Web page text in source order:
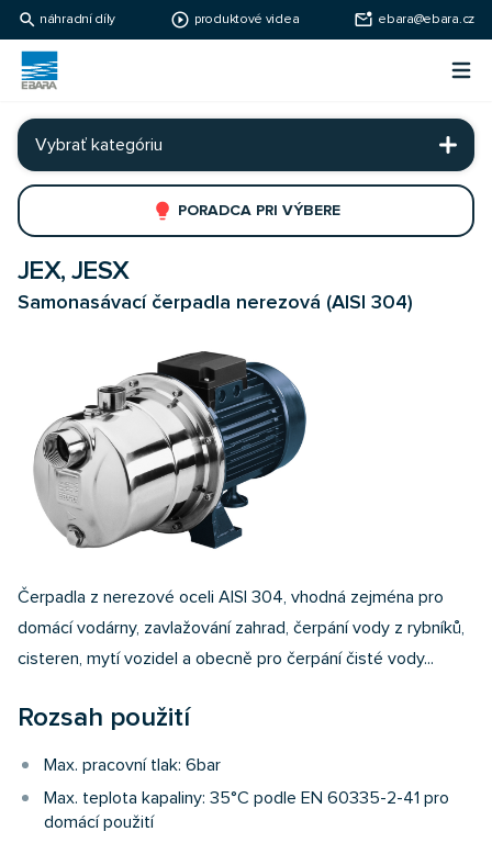
search náhradní díly play_circle_outline produktové videa mark_email_unread ebara@ebara.cz
Ebara Česko
Vybrať kategóriu
lightbulb PORADCA PRI VÝBERE
JEX, JESX
Samonasávací čerpadla nerezová (AISI 304)
Čerpadla z nerezové oceli AISI 304, vhodná zejména pro
domácí vodárny, zavlažování zahrad, čerpání vody z rybníků,
cisteren, mytí vozidel a obecně pro čerpání čisté vody...
Rozsah použití
Max. pracovní tlak: 6bar
Max. teplota kapaliny: 35°C podle EN 60335-2-41 pro
domácí použití